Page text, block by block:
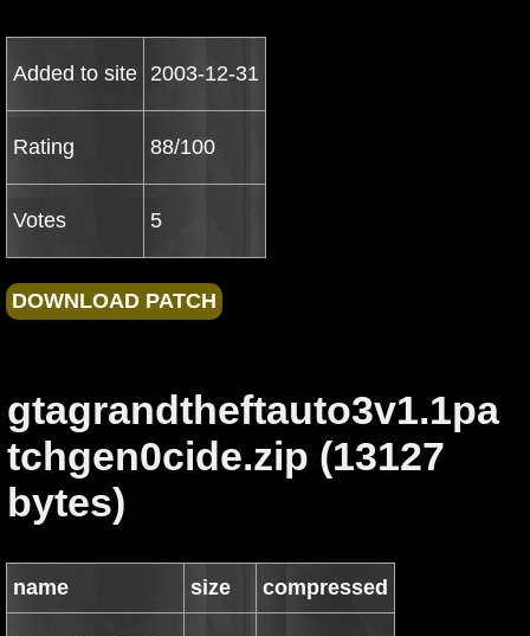
Added to site 2003-12-31
Rating 88/100
Votes 5
gtagrandtheftauto3v1.1pa
tchgen0cide.zip (13127
bytes)
name size compressed